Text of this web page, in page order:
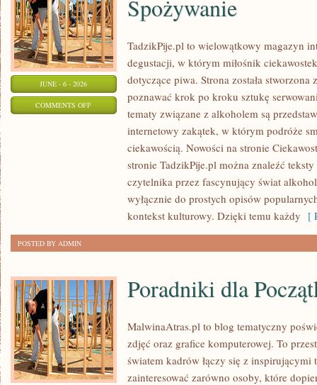
JUNE - 6 - 2026
COMMENTS OFFON
Spożywanie
TadzikPije.pl to wielowątkowy magazyn
degustacji, w którym miłośnik
dotyczące piwa. Strona została
poznawać krok po kroku sztukę
tematy związane z alkoholem są
internetowy zakątek, w którym podróże
ciekawością. Nowości na stronie
stronie TadzikPije.pl można znaleźć
czytelnika przez fascynujący świat
wyłącznie do prostych opisów
kontekst kulturowy. Dzięki temu każdy [
POSTED BY ADMIN
Poradniki dla
MalwinaAtras.pl to blog tematyczny
zdjęć oraz grafice komputerowej. To
światem kadrów łączy się z inspirującymi
zainteresować zarówno osoby, które